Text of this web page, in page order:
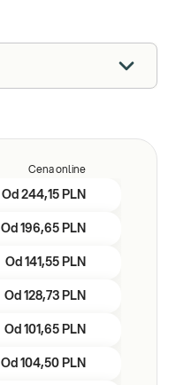
Cena online
Od 244,15 PLN
Od 196,65 PLN
Od 141,55 PLN
Od 128,73 PLN
Od 101,65 PLN
Od 104,50 PLN